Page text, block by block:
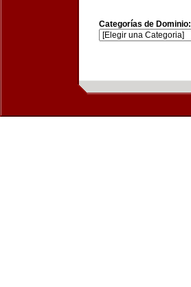
Categorías de Dominio: